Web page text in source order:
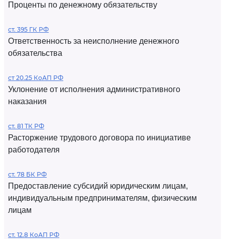
Проценты по денежному обязательству
ст. 395 ГК РФ
Ответственность за неисполнение денежного
обязательства
ст 20.25 КоАП РФ
Уклонение от исполнения административного
наказания
ст. 81 ТК РФ
Расторжение трудового договора по инициативе
работодателя
ст. 78 БК РФ
Предоставление субсидий юридическим лицам,
индивидуальным предпринимателям, физическим
лицам
ст. 12.8 КоАП РФ